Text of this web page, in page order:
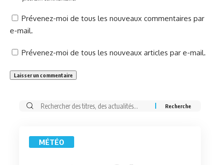
Prévenez-moi de tous les nouveaux commentaires par
e-mail.
Prévenez-moi de tous les nouveaux articles par e-mail.
Rechercher:
MÉTÉO